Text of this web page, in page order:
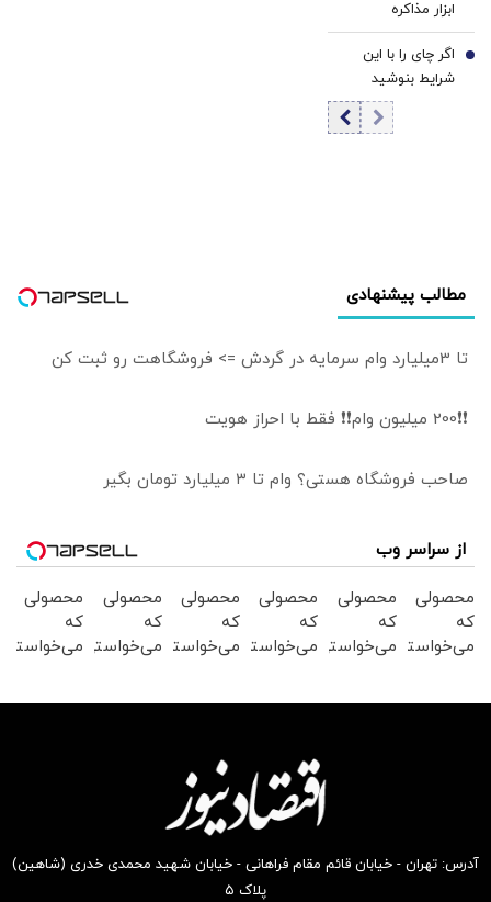
ایران نیستند/ اگر
چنین حماقتی کنند،
گورستان خود را در
آنجا خواهند یافت/
دیپلماسی بدون
پشتیبانی مردمی
ابزار مذاکره
نمی‌توان سیاست
خارجی موفقی
داشت | هنر
حکمرانی در
بهره‌گیری همزمان
اگر چای را با این
شرایط بنوشید
سرطان می‌گیرید
7
مطالب پیشنهادی
تا 3میلیارد وام سرمایه در گردش => فروشگاهت رو ثبت کن
❗❗200 میلیون وام❗❗ فقط با احراز هویت
صاحب فروشگاه هستی؟ وام تا ۳ میلیارد تومان بگیر
از سراسر وب
محصولی
که
می‌خواستی
محصولی
که
می‌خواستی
محصولی
که
می‌خواستی
بخر !
محصولی
که
می‌خواستی
بخر !
محصولی
که
می‌خواستی
محصولی
که
می‌خواستی
آدرس: تهران - خیابان قائم مقام فراهانی - خیابان شهید محمدی خدری (شاهین)
پلاک ۵